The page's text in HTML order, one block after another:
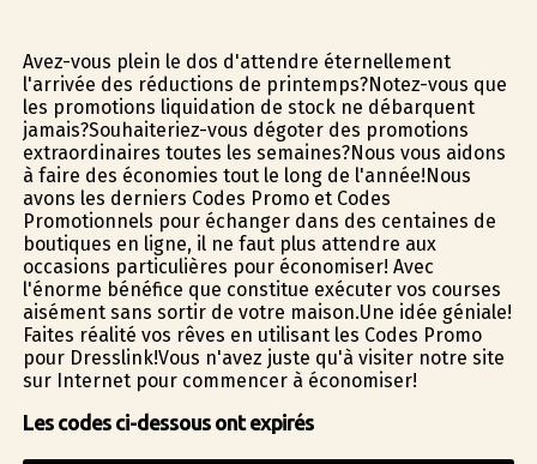
Avez-vous plein le dos d'attendre éternellement
l'arrivée des réductions de printemps?Notez-vous que
les promotions liquidation de stock ne débarquent
jamais?Souhaiteriez-vous dégoter des promotions
extraordinaires toutes les semaines?Nous vous aidons
à faire des économies tout le long de l'année!Nous
avons les derniers Codes Promo et Codes
Promotionnels pour échanger dans des centaines de
boutiques en ligne, il ne faut plus attendre aux
occasions particulières pour économiser! Avec
l'énorme bénéfice que constitue exécuter vos courses
aisément sans sortir de votre maison.Une idée géniale!
Faites réalité vos rêves en utilisant les Codes Promo
pour Dresslink!Vous n'avez juste qu'à visiter notre site
sur Internet pour commencer à économiser!
Les codes ci-dessous ont expirés